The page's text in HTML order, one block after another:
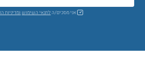
אני מסכים/הלתנאי השימוש ומדיניות